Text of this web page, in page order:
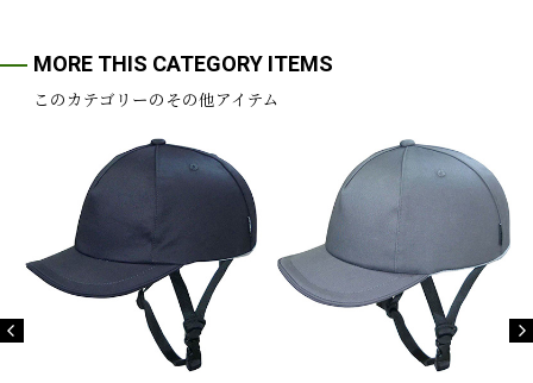
MORE THIS CATEGORY ITEMS
このカテゴリーのその他アイテム